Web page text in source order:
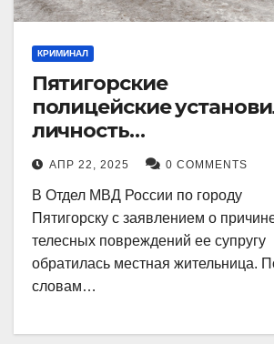
КРИМИНАЛ
Пятигорские
полицейские
личность
злоумышленника,
причинившего
повреждения местному
жителю
АПР 22, 2025 0 COMMENTS
В Отдел МВД России по городу
Пятигорску с заявлением о
телесных повреждений ее супругу
обратилась местная жительница.
словам…